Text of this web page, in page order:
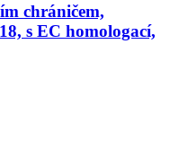
chráničem,
s EC homologací,